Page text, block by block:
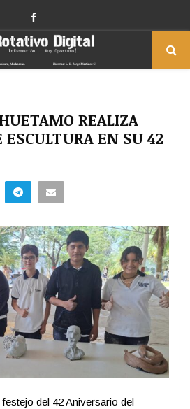
Facebook
REALIZA
ESCULTURA EN SU 42
del 42 Aniversario del